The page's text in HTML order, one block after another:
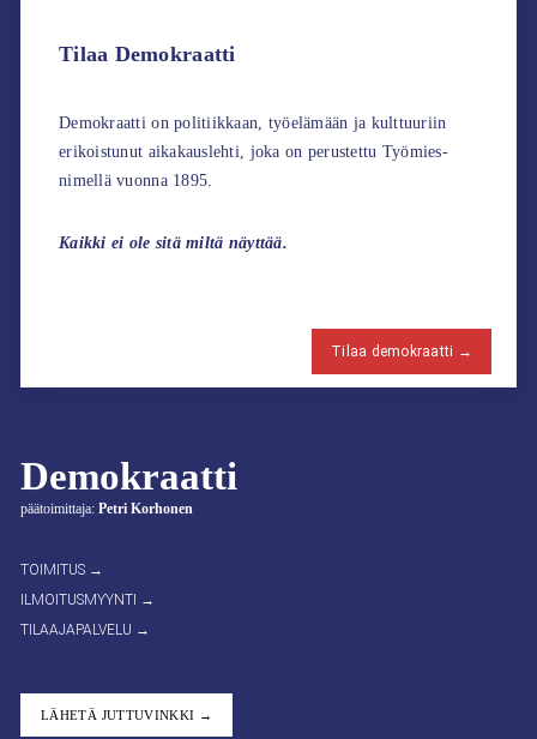
Demokraatti
päätoimittaja: Petri Korhonen
TOIMITUS →
ILMOITUSMYYNTI →
TILAAJAPALVELU →
LÄHETÄ JUTTUVINKKI →
Tilaa Demokraatti
Demokraatti on politiikkaan, työelämään ja kulttuuriin
erikoistunut aikakauslehti, joka on perustettu Työmies-
nimellä vuonna 1895.
Kaikki ei ole sitä miltä näyttää.
Tilaa demokraatti →